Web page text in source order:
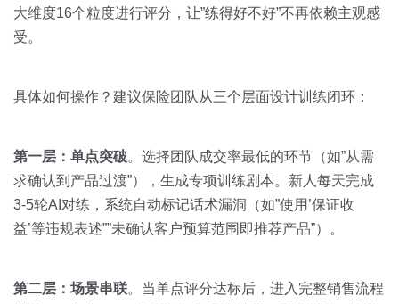
大维度16个粒度进行评分，让”练得好不好”不再依赖主观感
受。
具体如何操作？建议保险团队从三个层面设计训练闭环：
第一层：单点突破。选择团队成交率最低的环节（如”从需
求确认到产品过渡”），生成专项训练剧本。新人每天完成
3-5轮AI对练，系统自动标记话术漏洞（如”使用’保证收
益’等违规表述””未确认客户预算范围即推荐产品”）。
第二层：场景串联。当单点评分达标后，进入完整销售流程